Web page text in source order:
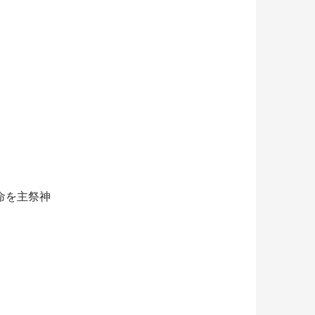
を主祭神